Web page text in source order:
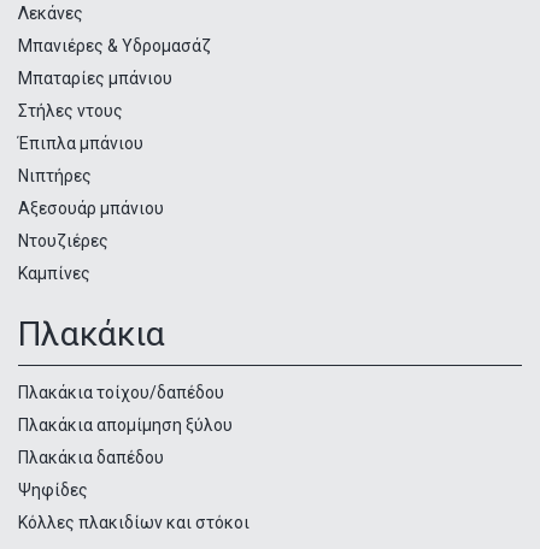
Λεκάνες
Μπανιέρες & Υδρομασάζ
Μπαταρίες μπάνιου
Στήλες ντους
Έπιπλα μπάνιου
Νιπτήρες
Αξεσουάρ μπάνιου
Ντουζιέρες
Καμπίνες
Πλακάκια
Πλακάκια τοίχου/δαπέδου
Πλακάκια απομίμηση ξύλου
Πλακάκια δαπέδου
Ψηφίδες
Κόλλες πλακιδίων και στόκοι